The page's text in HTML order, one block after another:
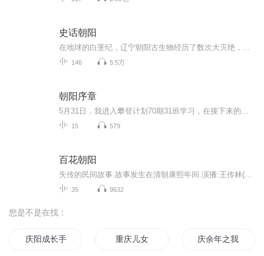
史话朝阳
146 5.5万
朝阳序章
15 579
百花朝阳
35 9632
您是不是在找：
庆阳成长手札 重庆儿女 庆余年之我叫王